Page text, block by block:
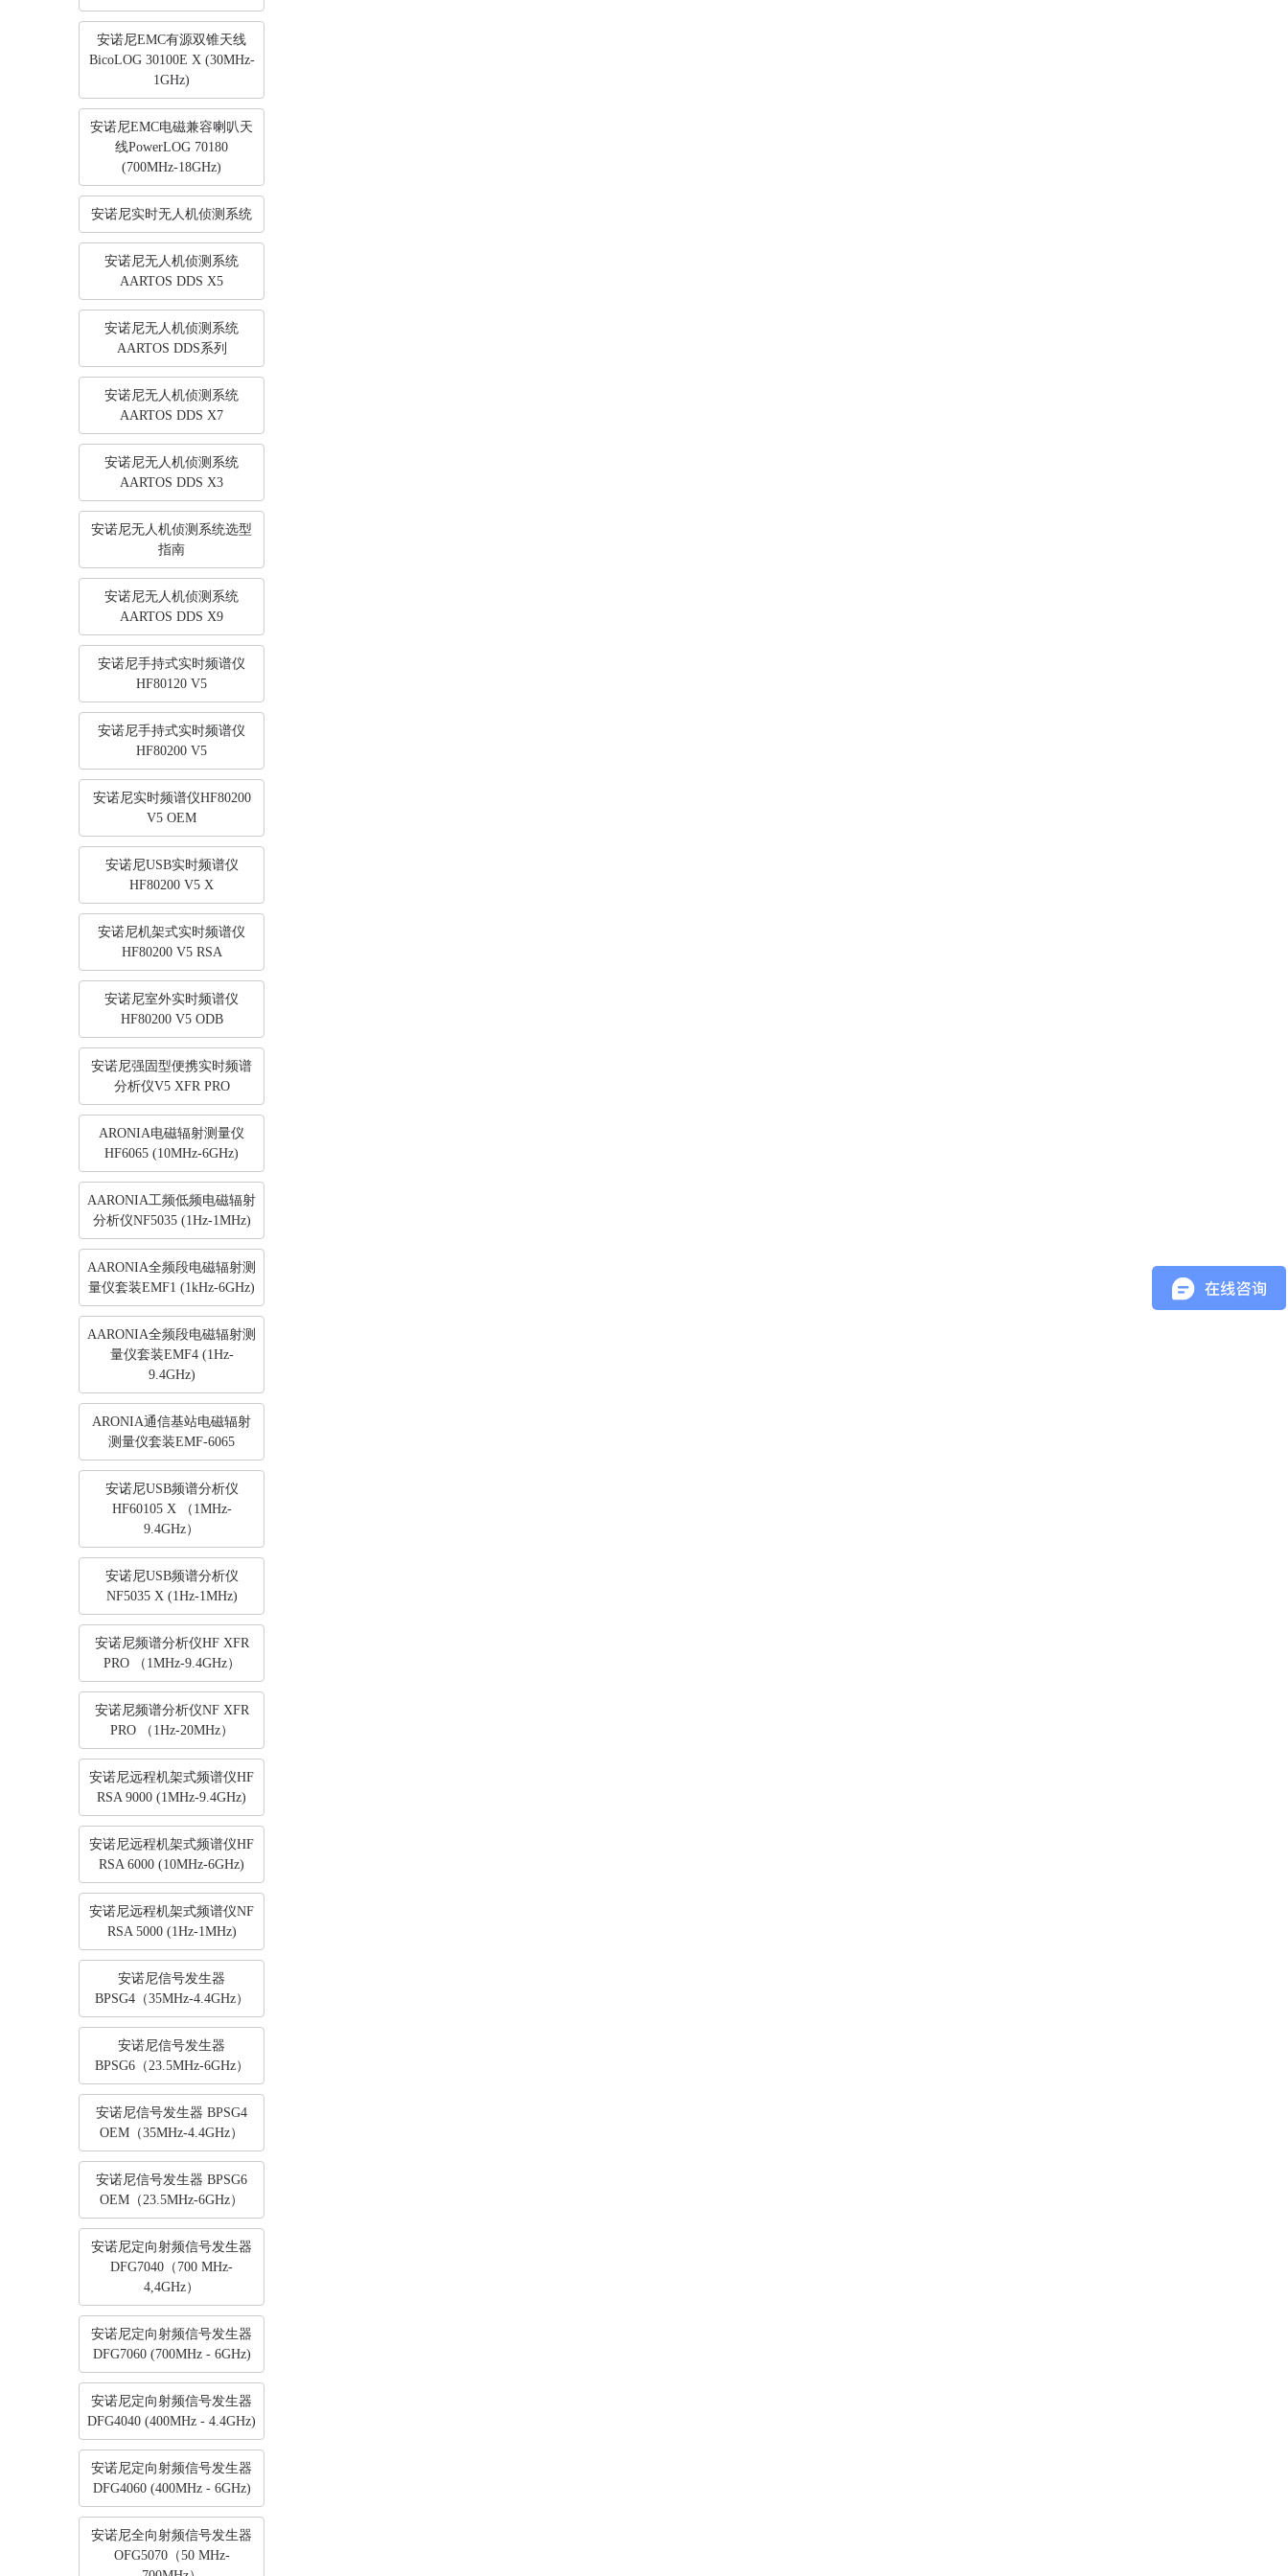
安诺尼EMC有源双锥天线
BicoLOG 30100E X (30MHz-
1GHz)
安诺尼EMC电磁兼容喇叭天
线PowerLOG 70180
(700MHz-18GHz)
安诺尼实时无人机侦测系统
安诺尼无人机侦测系统
AARTOS DDS X5
安诺尼无人机侦测系统
AARTOS DDS系列
安诺尼无人机侦测系统
AARTOS DDS X7
安诺尼无人机侦测系统
AARTOS DDS X3
安诺尼无人机侦测系统选型
指南
安诺尼无人机侦测系统
AARTOS DDS X9
安诺尼手持式实时频谱仪
HF80120 V5
安诺尼手持式实时频谱仪
HF80200 V5
安诺尼实时频谱仪HF80200
V5 OEM
安诺尼USB实时频谱仪
HF80200 V5 X
安诺尼机架式实时频谱仪
HF80200 V5 RSA
安诺尼室外实时频谱仪
HF80200 V5 ODB
安诺尼强固型便携实时频谱
分析仪V5 XFR PRO
ARONIA电磁辐射测量仪
HF6065 (10MHz-6GHz)
AARONIA工频低频电磁辐射
分析仪NF5035 (1Hz-1MHz)
AARONIA全频段电磁辐射测
量仪套装EMF1 (1kHz-6GHz)
AARONIA全频段电磁辐射测
量仪套装EMF4 (1Hz-
9.4GHz)
ARONIA通信基站电磁辐射
测量仪套装EMF-6065
安诺尼USB频谱分析仪
HF60105 X （1MHz-
9.4GHz）
安诺尼USB频谱分析仪
NF5035 X (1Hz-1MHz)
安诺尼频谱分析仪HF XFR
PRO （1MHz-9.4GHz）
安诺尼频谱分析仪NF XFR
PRO （1Hz-20MHz）
安诺尼远程机架式频谱仪HF
RSA 9000 (1MHz-9.4GHz)
安诺尼远程机架式频谱仪HF
RSA 6000 (10MHz-6GHz)
安诺尼远程机架式频谱仪NF
RSA 5000 (1Hz-1MHz)
安诺尼信号发生器
BPSG4（35MHz-4.4GHz）
安诺尼信号发生器
BPSG6（23.5MHz-6GHz）
安诺尼信号发生器 BPSG4
OEM（35MHz-4.4GHz）
安诺尼信号发生器 BPSG6
OEM（23.5MHz-6GHz）
安诺尼定向射频信号发生器
DFG7040（700 MHz-
4,4GHz）
安诺尼定向射频信号发生器
DFG7060 (700MHz - 6GHz)
安诺尼定向射频信号发生器
DFG4040 (400MHz - 4.4GHz)
安诺尼定向射频信号发生器
DFG4060 (400MHz - 6GHz)
安诺尼全向射频信号发生器
OFG5070（50 MHz-